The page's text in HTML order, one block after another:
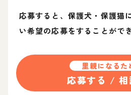
応募すると、保護犬・保護猫
い希望の応募をすることがで
里親になるた
応募する / 相